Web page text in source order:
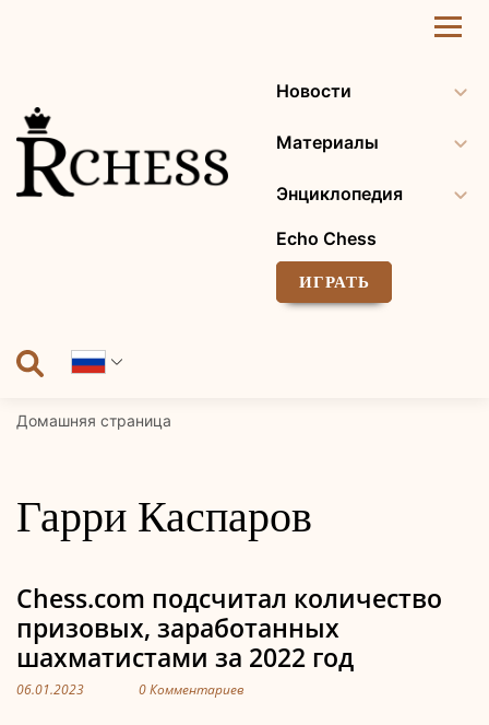
Новости
Материалы
Энциклопедия
Echo Chess
ИГРАТЬ
Домашняя страница
Гарри Каспаров
Chess.com подсчитал количество
призовых, заработанных
шахматистами за 2022 год
06.01.2023 0 Комментариев